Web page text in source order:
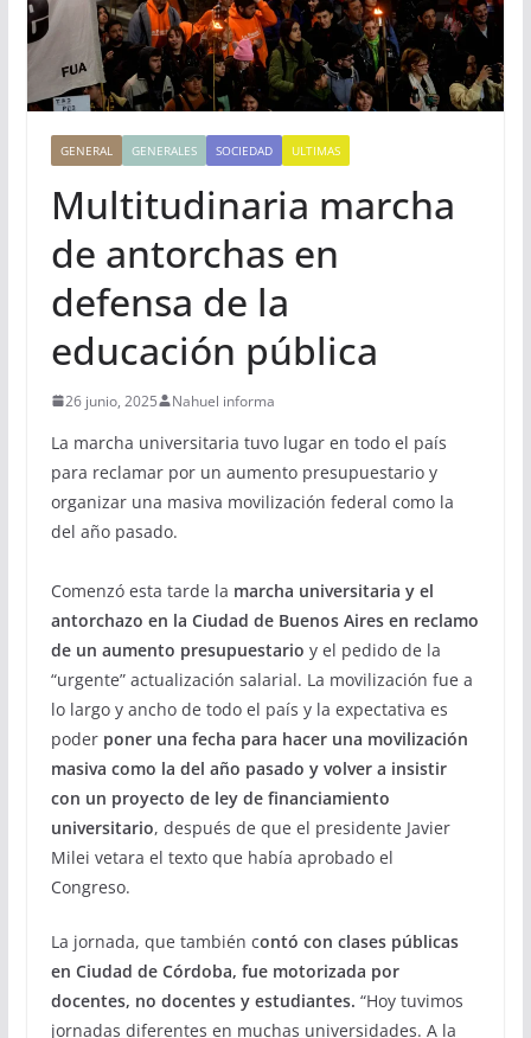
GENERAL GENERALES SOCIEDAD ULTIMAS
Multitudinaria marcha
de antorchas en
defensa de la
educación pública
26 junio, 2025 Nahuel informa
La marcha universitaria tuvo lugar en todo el país
para reclamar por un aumento presupuestario y
organizar una masiva movilización federal como la
del año pasado.
Comenzó esta tarde la marcha universitaria y el
antorchazo en la Ciudad de Buenos Aires en reclamo
de un aumento presupuestario y el pedido de la
“urgente” actualización salarial. La movilización fue a
lo largo y ancho de todo el país y la expectativa es
poderponer una fecha para hacer una movilización
masiva como la del año pasado y volver a insistir
con un proyecto de ley de financiamiento
universitario, después de que el presidente Javier
Milei vetara el texto que había aprobado el
Congreso.
La jornada, que también contó con clases públicas
en Ciudad de Córdoba, fue motorizada por
docentes, no docentes y estudiantes. “Hoy tuvimos
jornadas diferentes en muchas universidades. A la